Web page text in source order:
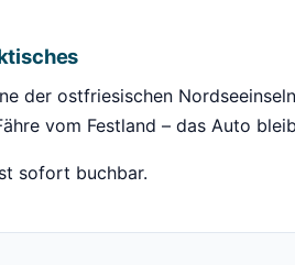
der ostfriesischen
vom Festland – das Auto
sofort buchbar.